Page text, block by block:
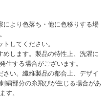
により色落ち・他に色移りする場
してください。
します。製品の特性上、洗濯に
生する場合がございます。
い。繊維製品の都合上、デザイ
繍部分の糸飛びが生じる場合があ
す。